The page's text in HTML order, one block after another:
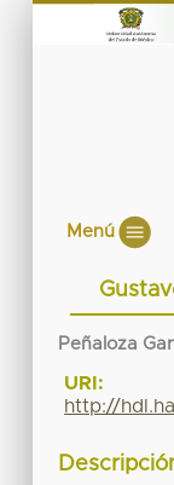
Menú
Peñaloza
URI:
http://